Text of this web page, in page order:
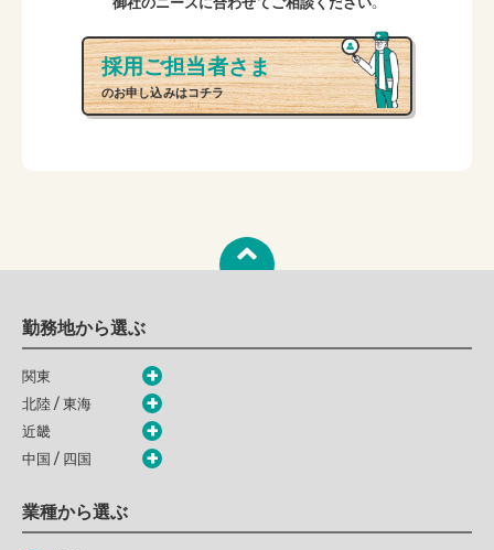
採用ご担当者さま
のお申し込みはコチラ
勤務地から選ぶ
関東
北陸 / 東海
近畿
中国 / 四国
業種から選ぶ